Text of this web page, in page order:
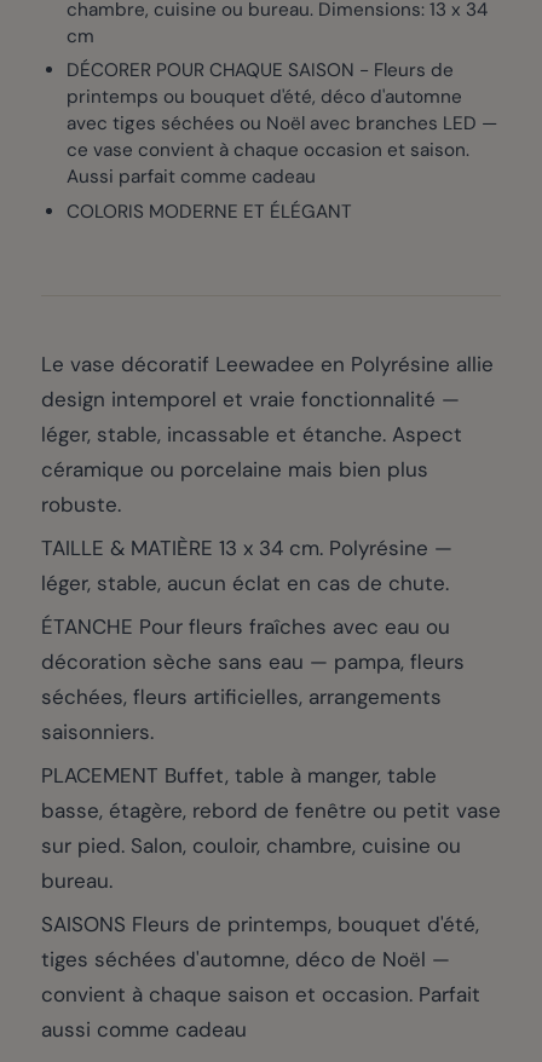
chambre, cuisine ou bureau. Dimensions: 13 x 34
cm
DÉCORER POUR CHAQUE SAISON - Fleurs de
printemps ou bouquet d'été, déco d'automne
avec tiges séchées ou Noël avec branches LED —
ce vase convient à chaque occasion et saison.
Aussi parfait comme cadeau
COLORIS MODERNE ET ÉLÉGANT
Le vase décoratif Leewadee en Polyrésine allie
design intemporel et vraie fonctionnalité —
léger, stable, incassable et étanche. Aspect
céramique ou porcelaine mais bien plus
robuste.
TAILLE & MATIÈRE 13 x 34 cm. Polyrésine —
léger, stable, aucun éclat en cas de chute.
ÉTANCHE Pour fleurs fraîches avec eau ou
décoration sèche sans eau — pampa, fleurs
séchées, fleurs artificielles, arrangements
saisonniers.
PLACEMENT Buffet, table à manger, table
basse, étagère, rebord de fenêtre ou petit vase
sur pied. Salon, couloir, chambre, cuisine ou
bureau.
SAISONS Fleurs de printemps, bouquet d'été,
tiges séchées d'automne, déco de Noël —
convient à chaque saison et occasion. Parfait
aussi comme cadeau